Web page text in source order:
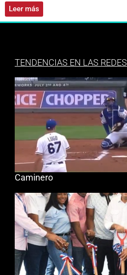
Leer más
TENDENCIAS EN LAS REDES
Caminero